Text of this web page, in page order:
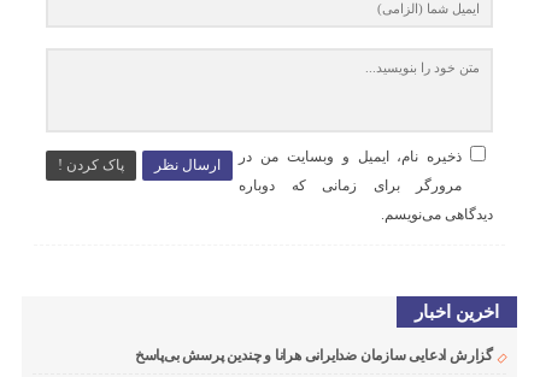
ارسال نظر پاک کردن !
ذخیره نام، ایمیل و وبسایت من در
مرورگر برای زمانی که دوباره
دیدگاهی می‌نویسم.
اخرین اخبار
گزارش ادعایی سازمان ضدایرانی هرانا و چندین پرسش بی‌پاسخ